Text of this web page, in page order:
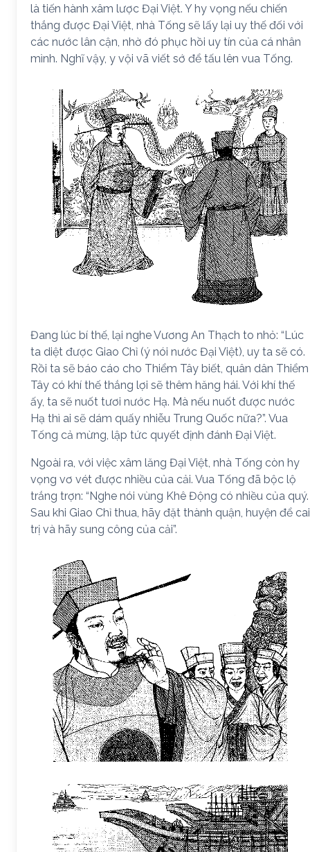
là tiến hành xâm lược Đại Việt. Y hy vọng nếu chiến
thắng được Đại Việt, nhà Tống sẽ lấy lại uy thế đối với
các nước lân cận, nhờ đó phục hồi uy tín của cá nhân
mình. Nghĩ vậy, y vội vã viết sớ để tấu lên vua Tống.
Đang lúc bí thế, lại nghe Vương An Thạch to nhỏ: “Lúc
ta diệt được Giao Chỉ (ý nói nước Đại Việt), uy ta sẽ có.
Rồi ta sẽ báo cáo cho Thiểm Tây biết, quân dân Thiểm
Tây có khí thế thắng lợi sẽ thêm hăng hái. Với khí thế
ấy, ta sẽ nuốt tươi nước Hạ. Mà nếu nuốt được nước
Hạ thì ai sẽ dám quấy nhiễu Trung Quốc nữa?”. Vua
Tống cả mừng, lập tức quyết định đánh Đại Việt.
Ngoài ra, với việc xâm lăng Đại Việt, nhà Tống còn hy
vọng vơ vét được nhiều của cải. Vua Tống đã bộc lộ
trắng trợn: “Nghe nói vùng Khê Động có nhiều của quý.
Sau khi Giao Chỉ thua, hãy đặt thành quận, huyện để cai
trị và hãy sung công của cải”.